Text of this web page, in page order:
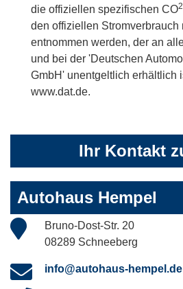
die offiziellen spezifischen CO2
den offiziellen Stromverbrauch
entnommen werden, der an
und bei der 'Deutschen
GmbH' unentgeltlich erhältlich
www.dat.de.
Ihr Kontakt
Autohaus Hempel
Bruno-Dost-Str. 20
08289 Schneeberg
info@autohaus-hempel.de